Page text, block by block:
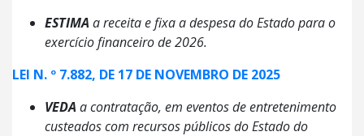
ESTIMA a receita e fixa a despesa do Estado para o
exercício financeiro de 2026.
LEI N. º 7.882, DE 17 DE NOVEMBRO DE 2025
VEDA a contratação, em eventos de entretenimento
custeados com recursos públicos do Estado do